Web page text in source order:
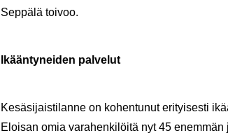
Sep­pä­lä toi­voo.
Ikään­ty­nei­den pal­ve­lut
Ke­sä­si­jais­ti­lan­ne on ko­hen­tu­nut eri­tyi­ses­ti
Eloi­san omia va­ra­hen­ki­löi­tä nyt 45